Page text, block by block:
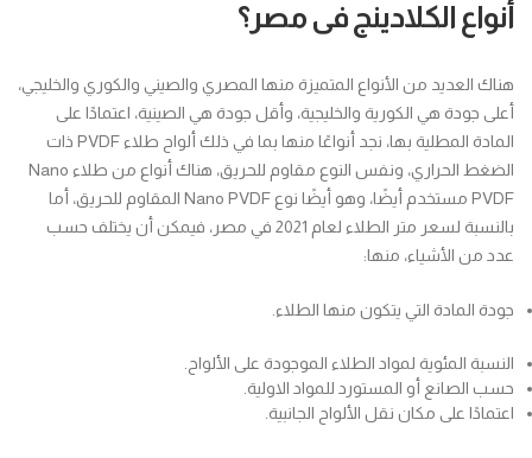
أنواع الكلادينج فى مصر؟
هناك العديد من الأنواع المتميزة منها المصري والصيني والكوري والخليجي،
أعلى جودة هي الكورية والخليجية، وأقل جودة هي الصينية، اعتمادًا على
المادة المطلية بها، نجد أنواعًا منها بما في ذلك ألواح طلاء PVDF ذات
الضغط الحراري، ونفس النوع مقاوم للحريق، هناك أنواع من طلاء Nano
PVDF مستخدم أيضًا، وهو أيضًا نوع Nano PVDF المقاوم للحريق، أما
بالنسبة لسعر متر الطلاء لعام 2021 في مصر، فيمكن أن يختلف حسب
عدد من الأشياء، منها:
جودة المادة التي يتكون منها الطلاء.
النسبة المئوية لمواد الطلاء الموجودة على الألواح.
حسب الصانع أو المستورد للمواد الاولية.
اعتمادًا على مكان نقل الألواح الجانبية.